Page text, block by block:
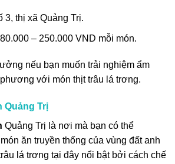
3, thị xã Quảng Trị.
– 250.000 VND mỗi món.
nếu bạn muốn trải nghiệm ẩm
với món thịt trâu lá trơng.
Quảng Trị
Quảng Trị là nơi mà bạn có thể
ăn truyền thống của vùng đất anh
lá trơng tại đây nổi bật bởi cách chế